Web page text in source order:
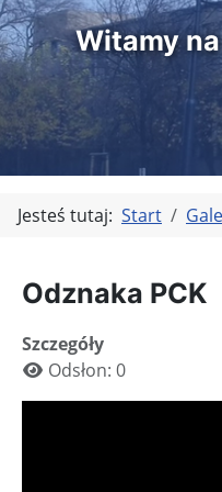
Witamy
Jesteś tutaj: Start
Odznaka PCK
Szczegóły
Odsłon: 0